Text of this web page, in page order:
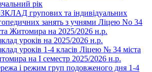
рік
групових та індивідуальних
занять з учнями Ліцею No 34
Житомира на 2025/2026 н.р.
уроків на 2025/2026 н.р.
уроків 1-4 класів Ліцею № 34 міста
на І семестр 2025/2026 н.р.
і режим груп подовженого дня 1-4